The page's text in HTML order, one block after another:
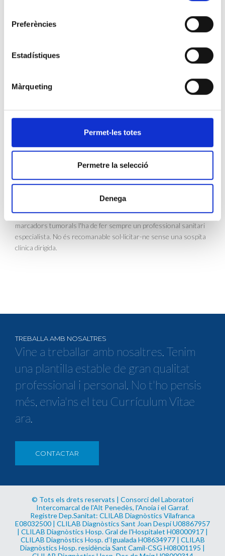
Preferències
Estadístiques
Màrqueting
Permet-les totes
Permetre la selecció
Denega
El càncer de mama és un dels càncers més freqüents en dones
tractament com més aviat millor i disminuir la mortalitat
CLILAB Diagnòstics promou un estudi en pacients amb càncer
correlació entre els nivells del marcador tumoral Her2 en sang i
l'expressió d'aquest mateix marcador en la biòpsia de teixit.
Aquest estudi ha estat promogut pels serveis de laboratori
especialistes i infermeria dels serveis d'oncologia i cirurgia dels
Hospitals de Vilafranca, Camils i Igualada.
El laboratori general analitza més de 50.000 marcadors tumorals
càncer de pròstata, i el CEA, marcador tumoral no específic de
teixit. La sol·licitud d'anàlisis i la interpretació dels resultats dels
marcadors tumorals l'ha de fer sempre un professional sanitari
especialista. No és recomanable sol·licitar-ne sense una sospita
clínica dirigida.
TREBALLA AMB NOSALTRES
Vine a treballar amb nosaltres. Tenim
una plantilla estable de gran qualitat
professional i personal. No t'ho pensis
més, envia'ns el teu Currículum Vitae
ara.
CONTACTAR
© Tots els drets reservats | Consorci del Laboratori
Intercomarcal de l'Alt Penedès, l'Anoia i el Garraf.
Registre Dep.Sanitat: CLILAB Diagnòstics Vilafranca
E08032500 | CLILAB Diagnòstics Sant Joan Despí U08867957
| CLILAB Diagnòstics Hosp. Gral de l'Hospitalet H08000917 |
CLILAB Diagnòstics Hosp. d'Igualada H08634977 | CLILAB
Diagnòstics Hosp. residència Sant Camil-CSG H08001195 |